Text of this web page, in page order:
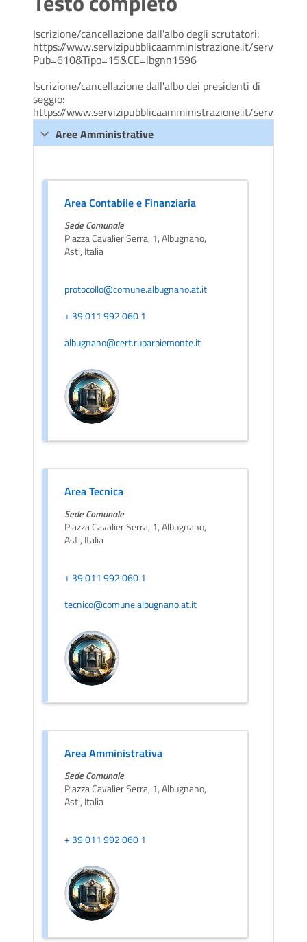
Iscrizione/cancellazione dall'albo degli scrutatori:
https://www.servizipubblicaamministrazione.it/servizi/
Pub=610&Tipo=15&CE=lbgnn1596
Iscrizione/cancellazione dall'albo dei presidenti di
seggio:
https://www.servizipubblicaamministrazione.it/servizi/
Aree Amministrative
Area Contabile e Finanziaria
Sede Comunale
Piazza Cavalier Serra, 1, Albugnano,
Asti, Italia
protocollo@comune.albugnano.at.it
+ 39 011 992 060 1
albugnano@cert.ruparpiemonte.it
Area Tecnica
Sede Comunale
Piazza Cavalier Serra, 1, Albugnano,
Asti, Italia
+ 39 011 992 060 1
tecnico@comune.albugnano.at.it
Area Amministrativa
Sede Comunale
Piazza Cavalier Serra, 1, Albugnano,
Asti, Italia
+ 39 011 992 060 1